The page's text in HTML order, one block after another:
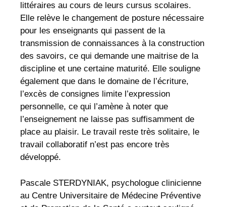
littéraires au cours de leurs cursus scolaires.
Elle relève le changement de posture nécessaire
pour les enseignants qui passent de la
transmission de connaissances à la construction
des savoirs, ce qui demande une maitrise de la
discipline et une certaine maturité. Elle souligne
également que dans le domaine de l’écriture,
l’excès de consignes limite l’expression
personnelle, ce qui l’amène à noter que
l’enseignement ne laisse pas suffisamment de
place au plaisir. Le travail reste très solitaire, le
travail collaboratif n’est pas encore très
développé.
Pascale STERDYNIAK, psychologue clinicienne
au Centre Universitaire de Médecine Préventive